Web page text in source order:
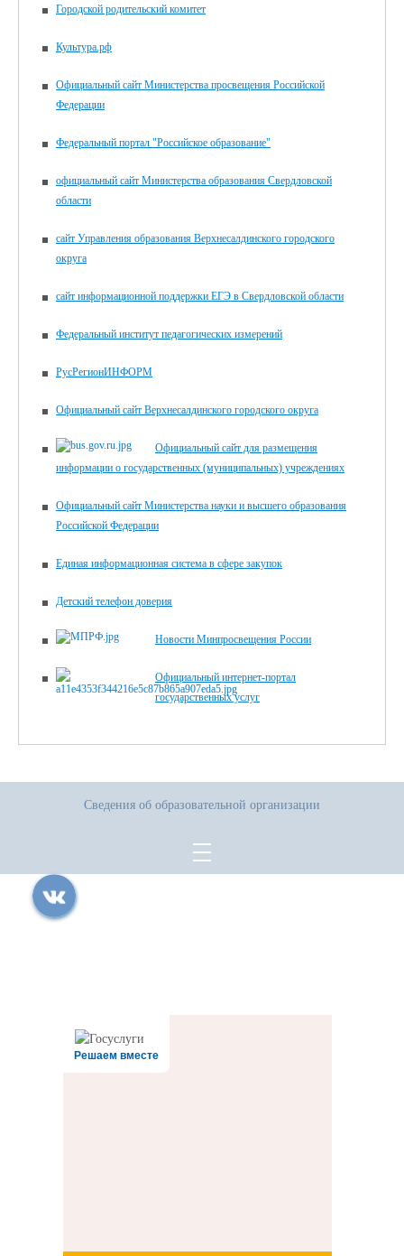
Городской родительский комитет
Культура.рф
Официальный сайт Министерства просвещения Российской
Федерации
Федеральный портал "Российское образование"
официальный сайт Министерства образования Свердловской
области
сайт Управления образования Верхнесалдинского городского
округа
сайт информационной поддержки ЕГЭ в Свердловской области
Федеральный институт педагогических измерений
РусРегионИНФОРМ
Официальный сайт Верхнесалдинского городского округа
Официальный сайт для размещения
информации о государственных (муниципальных) учреждениях
Официальный сайт Министерства науки и высшего образования
Российской Федерации
Единая информационная система в сфере закупок
Детский телефон доверия
Новости Минпросвещения России
Официальный интернет-портал
государственных услуг
Сведения об образовательной организации
Решаем вместе